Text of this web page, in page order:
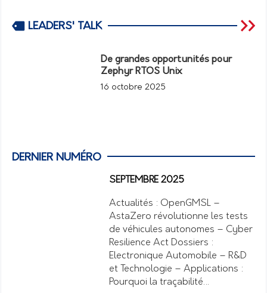
LEADERS' TALK
De grandes opportunités pour
Zephyr RTOS Unix
16 octobre 2025
DERNIER NUMÉRO
SEPTEMBRE 2025
Actualités : OpenGMSL –
AstaZero révolutionne les tests
de véhicules autonomes – Cyber
Resilience Act Dossiers :
Electronique Automobile – R&D
et Technologie – Applications :
Pourquoi la traçabilité…